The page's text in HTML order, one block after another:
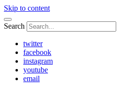
Skip to content
Search
twitter
facebook
instagram
youtube
email